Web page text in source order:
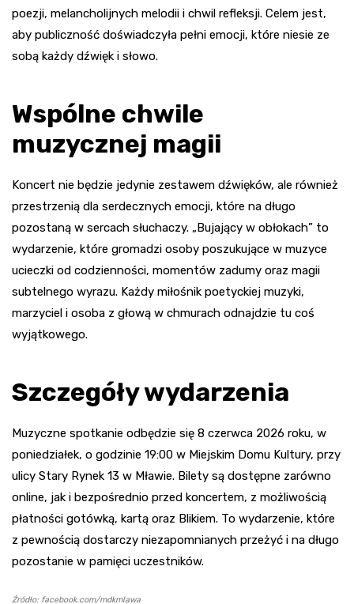
poezji, melancholijnych melodii i chwil refleksji. Celem jest,
aby publiczność doświadczyła pełni emocji, które niesie ze
sobą każdy dźwięk i słowo.
Wspólne chwile
muzycznej magii
Koncert nie będzie jedynie zestawem dźwięków, ale również
przestrzenią dla serdecznych emocji, które na długo
pozostaną w sercach słuchaczy. „Bujający w obłokach” to
wydarzenie, które gromadzi osoby poszukujące w muzyce
ucieczki od codzienności, momentów zadumy oraz magii
subtelnego wyrazu. Każdy miłośnik poetyckiej muzyki,
marzyciel i osoba z głową w chmurach odnajdzie tu coś
wyjątkowego.
Szczegóły wydarzenia
Muzyczne spotkanie odbędzie się 8 czerwca 2026 roku, w
poniedziałek, o godzinie 19:00 w Miejskim Domu Kultury, przy
ulicy Stary Rynek 13 w Mławie. Bilety są dostępne zarówno
online, jak i bezpośrednio przed koncertem, z możliwością
płatności gotówką, kartą oraz Blikiem. To wydarzenie, które
z pewnością dostarczy niezapomnianych przeżyć i na długo
pozostanie w pamięci uczestników.
Źródło: facebook.com/mdkmlawa